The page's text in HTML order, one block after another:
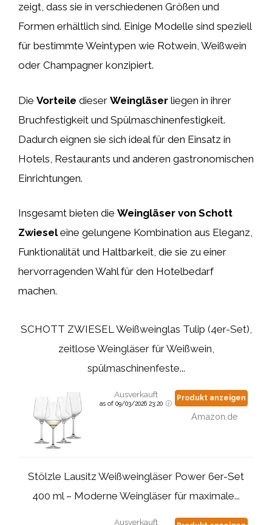
zeigt, dass sie in verschiedenen Größen und
Formen erhältlich sind. Einige Modelle sind speziell
für bestimmte Weintypen wie Rotwein, Weißwein
oder Champagner konzipiert.
Die Vorteile dieser Weingläser liegen in ihrer
Bruchfestigkeit und Spülmaschinenfestigkeit.
Dadurch eignen sie sich ideal für den Einsatz in
Hotels, Restaurants und anderen gastronomischen
Einrichtungen.
Insgesamt bieten die Weingläser von Schott
Zwieseleine gelungene Kombination aus Eleganz,
Funktionalität und Haltbarkeit, die sie zu einer
hervorragenden Wahl für den Hotelbedarf
machen.
SCHOTT ZWIESEL Weißweinglas Tulip (4er-Set),
zeitlose Weingläser für Weißwein,
spülmaschinenfeste...
Ausverkauft
as of 09/03/2026 23:20
Produkt anzeigen
Amazon.de
Stölzle Lausitz Weißweingläser Power 6er-Set
400 ml – Moderne Weingläser für maximale...
Ausverkauft